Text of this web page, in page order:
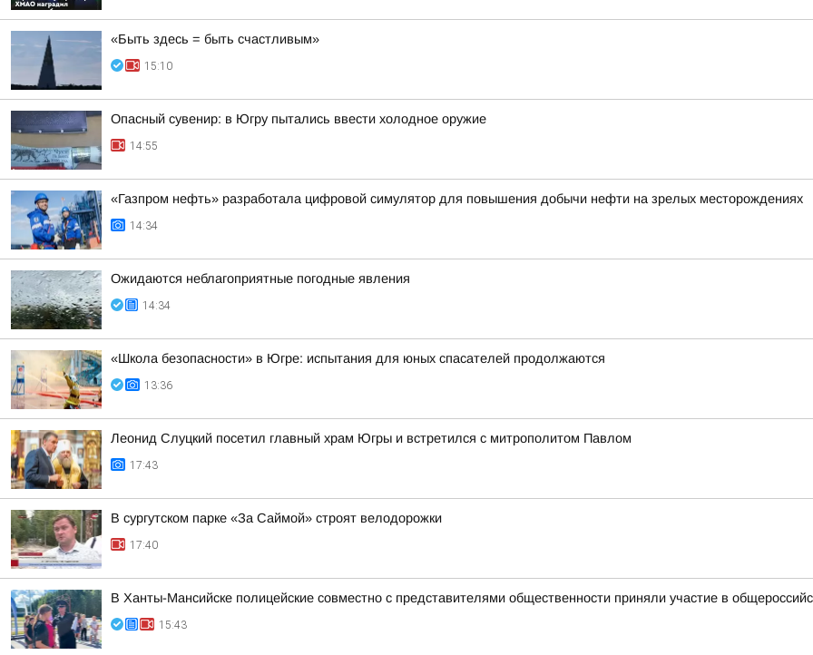
«Быть здесь = быть счастливым»
15:10
Опасный сувенир: в Югру пытались ввести холодное оружие
14:55
«Газпром нефть» разработала цифровой симулятор для повышения добычи нефти на зрелых месторождениях
14:34
Ожидаются неблагоприятные погодные явления
14:34
«Школа безопасности» в Югре: испытания для юных спасателей продолжаются
13:36
Леонид Слуцкий посетил главный храм Югры и встретился с митрополитом Павлом
17:43
В сургутском парке «За Саймой» строят велодорожки
17:40
В Ханты-Мансийске полицейские совместно с представителями общественности приняли участие в
15:43